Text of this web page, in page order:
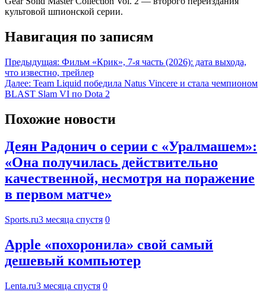
культовой шпионской серии.
Навигация по записям
Предыдущая: Фильм «Крик», 7-я часть (2026): дата выхода,
что известно, трейлер
Далее: Team Liquid победила Natus Vincere и стала чемпионом
BLAST Slam VI по Dota 2
Похожие новости
Деян Радонич о серии с «Уралмашем»:
«Она получилась действительно
качественной, несмотря на поражение
в первом матче»
Sports.ru3 месяца спустя 0
Apple «похоронила» свой самый
дешевый компьютер
Lenta.ru3 месяца спустя 0